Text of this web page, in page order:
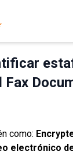
Fax
como:
electrónico